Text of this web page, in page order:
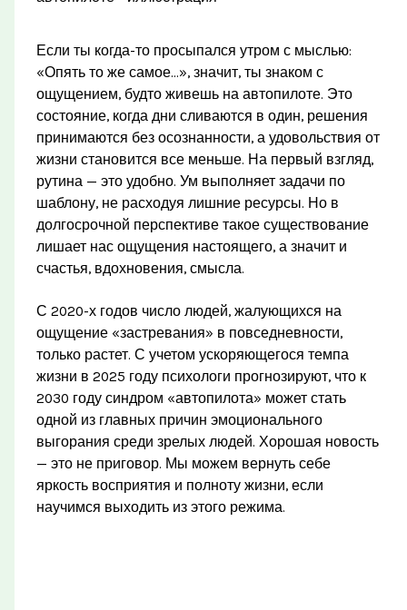
Если ты когда-то просыпался утром с мыслью:
«Опять то же самое…», значит, ты знаком с
ощущением, будто живешь на автопилоте. Это
состояние, когда дни сливаются в один, решения
принимаются без осознанности, а удовольствия от
жизни становится все меньше. На первый взгляд,
рутина — это удобно. Ум выполняет задачи по
шаблону, не расходуя лишние ресурсы. Но в
долгосрочной перспективе такое существование
лишает нас ощущения настоящего, а значит и
счастья, вдохновения, смысла.
С 2020-х годов число людей, жалующихся на
ощущение «застревания» в повседневности,
только растет. С учетом ускоряющегося темпа
жизни в 2025 году психологи прогнозируют, что к
2030 году синдром «автопилота» может стать
одной из главных причин эмоционального
выгорания среди зрелых людей. Хорошая новость
— это не приговор. Мы можем вернуть себе
яркость восприятия и полноту жизни, если
научимся выходить из этого режима.